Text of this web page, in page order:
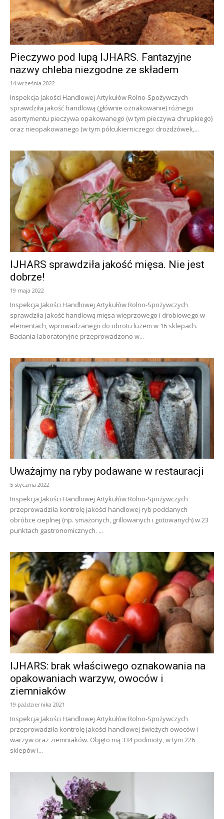
Pieczywo pod lupą IJHARS. Fantazyjne
nazwy chleba niezgodne ze składem
14 września 2022
Inspekcja Jakości Handlowej Artykułów Rolno-Spożywczych
sprawdziła jakość handlową (głównie oznakowanie) różnego
asortymentu pieczywa opakowanego (w tym pieczywa chrupkiego)
oraz nieopakowanego (w tym półcukierniczego: drożdżówek,...
IJHARS sprawdziła jakość mięsa. Nie jest
dobrze!
19 maja 2022
Inspekcja Jakości Handlowej Artykułów Rolno-Spożywczych
sprawdziła jakość handlową mięsa wieprzowego i drobiowego w
elementach, wprowadzanego do obrotu luzem w 16 sklepach.
Badania laboratoryjne przeprowadzono w...
Uważajmy na ryby podawane w restauracji
5 stycznia 2022
Inspekcja Jakości Handlowej Artykułów Rolno-Spożywczych
przeprowadziła kontrolę jakości handlowej ryb poddanych
obróbce cieplnej (np. smażonych, grillowanych i gotowanych) w 23
punktach gastronomicznych. ...
IJHARS: brak właściwego oznakowania na
opakowaniach warzyw, owoców i
ziemniaków
19 października 2021
Inspekcja Jakości Handlowej Artykułów Rolno-Spożywczych
przeprowadziła kontrolę jakości handlowej świeżych owoców i
warzyw oraz ziemniaków. Objęto nią 334 podmioty, w tym 226
sklepów i...